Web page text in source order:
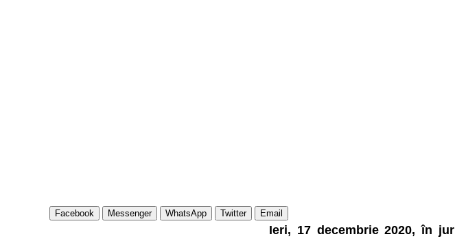
Facebook Messenger WhatsApp Twitter Email
Ieri, 17 decembrie 2020, în